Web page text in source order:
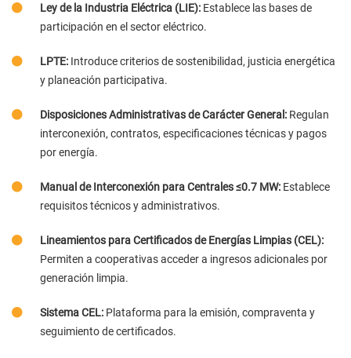
Ley de la Industria Eléctrica (LIE): Establece las bases de
participación en el sector eléctrico.
LPTE: Introduce criterios de sostenibilidad, justicia energética
y planeación participativa.
Disposiciones Administrativas de Carácter General: Regulan
interconexión, contratos, especificaciones técnicas y pagos
por energía.
Manual de Interconexión para Centrales ≤0.7 MW: Establece
requisitos técnicos y administrativos.
Lineamientos para Certificados de Energías Limpias (CEL):
Permiten a cooperativas acceder a ingresos adicionales por
generación limpia.
Sistema CEL: Plataforma para la emisión, compraventa y
seguimiento de certificados.